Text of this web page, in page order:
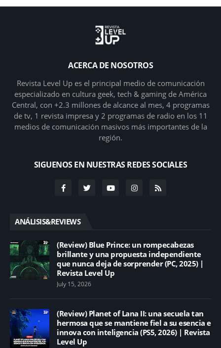
ACERCA DE NOSOTROS
Revista Level Up es el principal medio de comunicación
especializado en cultura geek, tech & gaming de América
Central, con +2.3 millones de alcance al mes, 4 programas
de tv, 1 revista impresa y 2 programas de radio en los 11
medios de comunicación masivos más importantes de la
región.
SIGUENOS EN NUESTRAS REDES SOCIALES
ANÁLISIS&REVIEWS
(Review) Blue Prince: un rompecabezas
brillante y una propuesta independiente
que nunca deja de sorprender (PC, 2025) |
Revista Level Up
July 15, 2026
(Review) Planet of Lana II: una secuela tan
hermosa que se mantiene fiel a su esencia e
innova con inteligencia (PS5, 2026) | Revista
Level Up